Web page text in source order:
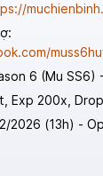
6 (Mu SS6)
Exp 200x,
2026 (13h) -